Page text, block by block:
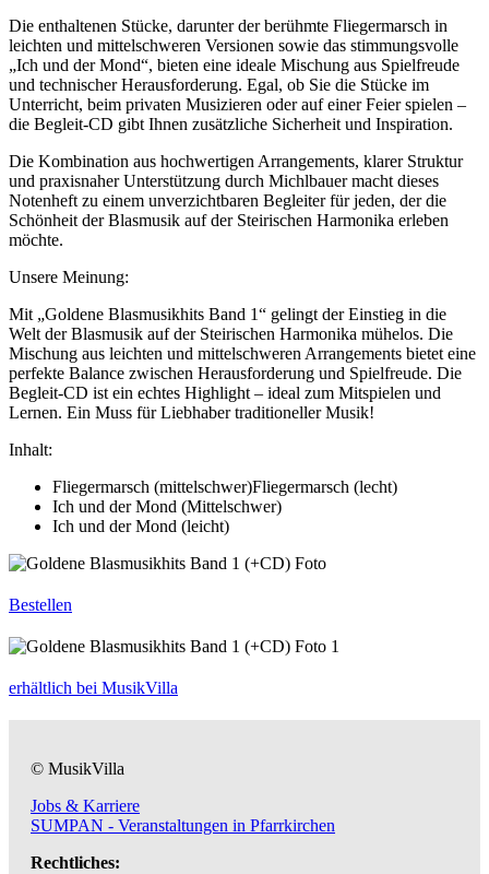
Die enthaltenen Stücke, darunter der berühmte Fliegermarsch in
leichten und mittelschweren Versionen sowie das stimmungsvolle
„Ich und der Mond“, bieten eine ideale Mischung aus Spielfreude
und technischer Herausforderung. Egal, ob Sie die Stücke im
Unterricht, beim privaten Musizieren oder auf einer Feier spielen –
die Begleit-CD gibt Ihnen zusätzliche Sicherheit und Inspiration.
Die Kombination aus hochwertigen Arrangements, klarer Struktur
und praxisnaher Unterstützung durch Michlbauer macht dieses
Notenheft zu einem unverzichtbaren Begleiter für jeden, der die
Schönheit der Blasmusik auf der Steirischen Harmonika erleben
möchte.
Unsere Meinung:
Mit „Goldene Blasmusikhits Band 1“ gelingt der Einstieg in die
Welt der Blasmusik auf der Steirischen Harmonika mühelos. Die
Mischung aus leichten und mittelschweren Arrangements bietet eine
perfekte Balance zwischen Herausforderung und Spielfreude. Die
Begleit-CD ist ein echtes Highlight – ideal zum Mitspielen und
Lernen. Ein Muss für Liebhaber traditioneller Musik!
Inhalt:
Fliegermarsch (mittelschwer)Fliegermarsch (lecht)
Ich und der Mond (Mittelschwer)
Ich und der Mond (leicht)
Bestellen
erhältlich bei MusikVilla
© MusikVilla
Jobs & Karriere
SUMPAN - Veranstaltungen in Pfarrkirchen
Rechtliches: